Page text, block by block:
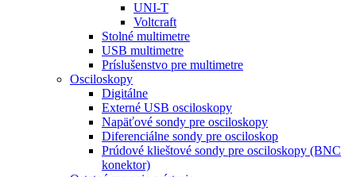
UNI-T
Voltcraft
Stolné multimetre
USB multimetre
Príslušenstvo pre multimetre
Osciloskopy
Digitálne
Externé USB osciloskopy
Napäťové sondy pre osciloskopy
Diferenciálne sondy pre osciloskop
Prúdové klieštové sondy pre osciloskopy (BNC
konektor)